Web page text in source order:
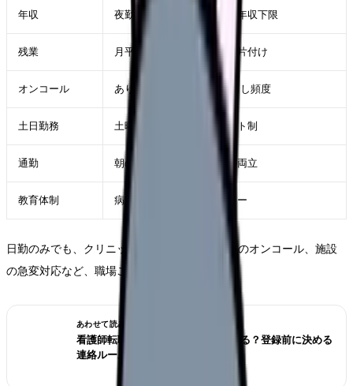
年収 夜勤手当がなくなった後の年収下限
残業 月平均残業、診療終了後の片付け
オンコール あり/なし、月回数、呼び出し頻度
土日勤務 土曜半日、日祝勤務、シフト制
通勤 朝の混雑、保育園送迎との両立
教育体制 病棟以外へ移る時のフォロー
日勤のみでも、クリニックの中抜け、訪問看護のオンコール、施設
の急変対応など、職場ごとの負担があります。
あわせて読みたい
看護師転職サイトは電話なしで使える？登録前に決める
連絡ルール